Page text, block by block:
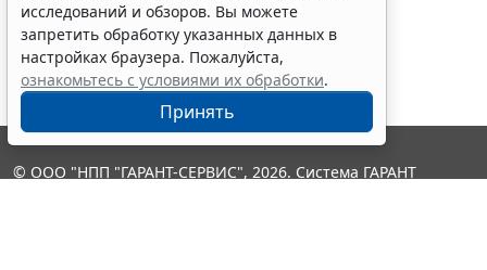
Показать все материалы
исследований и обзоров. Вы можете
запретить обработку указанных данных в
настройках браузера. Пожалуйста,
ознакомьтесь с условиями их обработки.
Принять
© ООО "НПП "ГАРАНТ-СЕРВИС", 2026. Система ГАРАНТ